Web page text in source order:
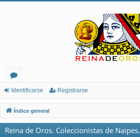
or
os
Identificarse Registrarse
Índice general
Reina de Oros. Coleccionistas de Naipes.